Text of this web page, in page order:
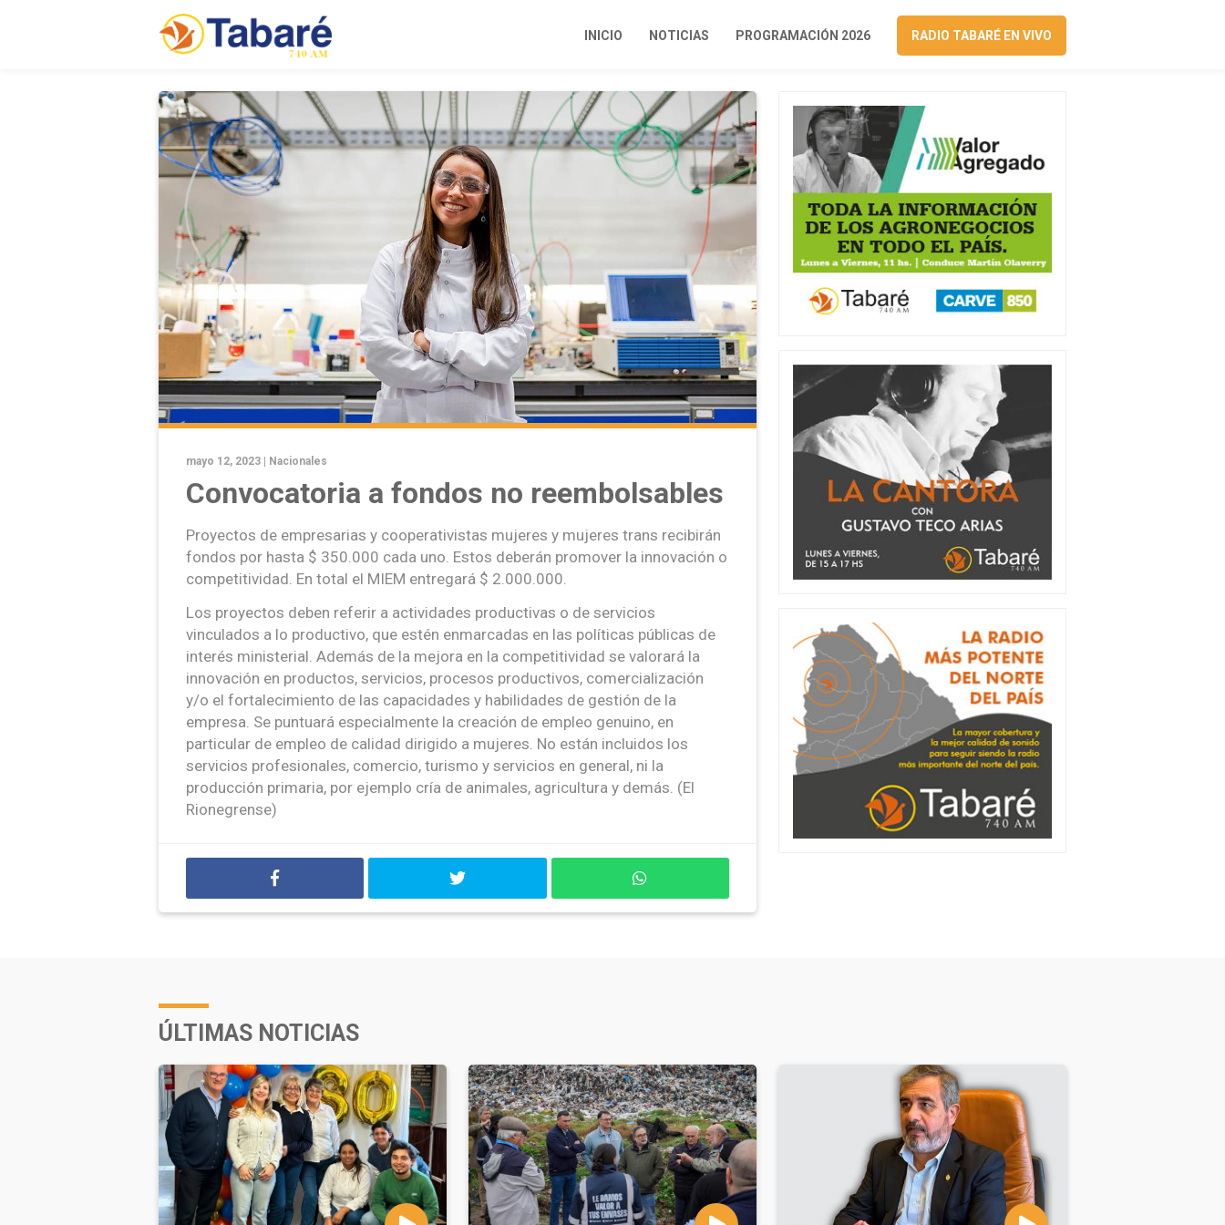
INICIO NOTICIAS PROGRAMACIÓN 2026 RADIO TABARÉ EN VIVO
mayo 12, 2023 | Nacionales
Convocatoria a fondos no reembolsables
Proyectos de empresarias y cooperativistas mujeres y mujeres trans recibirán
fondos por hasta $ 350.000 cada uno. Estos deberán promover la innovación o
competitividad. En total el MIEM entregará $ 2.000.000.
Los proyectos deben referir a actividades productivas o de servicios
vinculados a lo productivo, que estén enmarcadas en las políticas públicas de
interés ministerial. Además de la mejora en la competitividad se valorará la
innovación en productos, servicios, procesos productivos, comercialización
y/o el fortalecimiento de las capacidades y habilidades de gestión de la
empresa. Se puntuará especialmente la creación de empleo genuino, en
particular de empleo de calidad dirigido a mujeres. No están incluidos los
servicios profesionales, comercio, turismo y servicios en general, ni la
producción primaria, por ejemplo cría de animales, agricultura y demás. (El
Rionegrense)
ÚLTIMAS NOTICIAS